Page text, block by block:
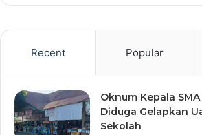
Recent Popular
Oknum Kepala
Diduga Gelapkan
Sekolah